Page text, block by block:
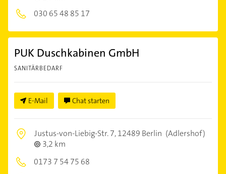
030 65 48 85 17
PUK Duschkabinen GmbH
SANITÄRBEDARF
E-Mail Chat starten
Justus-von-Liebig-Str. 7,12489 Berlin (Adlershof)
3,2 km
0173 7 54 75 68